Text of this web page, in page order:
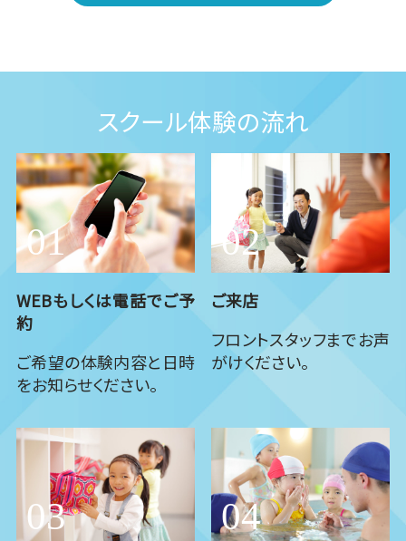
スクール体験の流れ
WEBもしくは電話でご予
約
ご希望の体験内容と日時
をお知らせください。
ご来店
フロントスタッフまでお声
がけください。